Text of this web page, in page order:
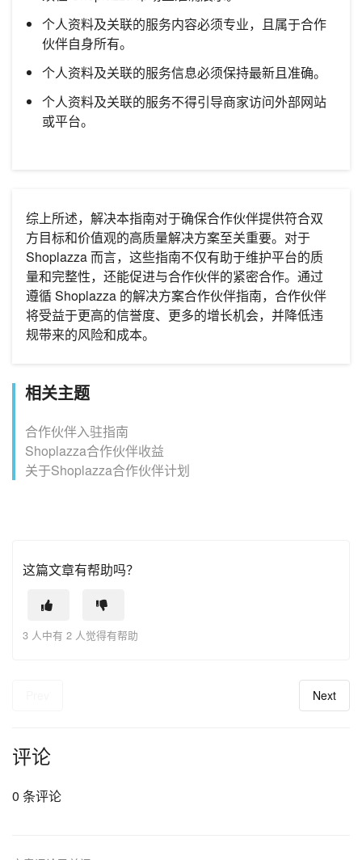
个人资料及关联的服务内容必须专业，且属于合作
伙伴自身所有。
个人资料及关联的服务信息必须保持最新且准确。
个人资料及关联的服务不得引导商家访问外部网站
或平台。
综上所述，解决本指南对于确保合作伙伴提供符合双
方目标和价值观的高质量解决方案至关重要。对于
Shoplazza 而言，这些指南不仅有助于维护平台的质
量和完整性，还能促进与合作伙伴的紧密合作。通过
遵循 Shoplazza 的解决方案合作伙伴指南，合作伙伴
将受益于更高的信誉度、更多的增长机会，并降低违
规带来的风险和成本。
相关主题
合作伙伴入驻指南
Shoplazza合作伙伴收益
关于Shoplazza合作伙伴计划
这篇文章有帮助吗？
3 人中有 2 人觉得有帮助
Next
评论
0 条评论